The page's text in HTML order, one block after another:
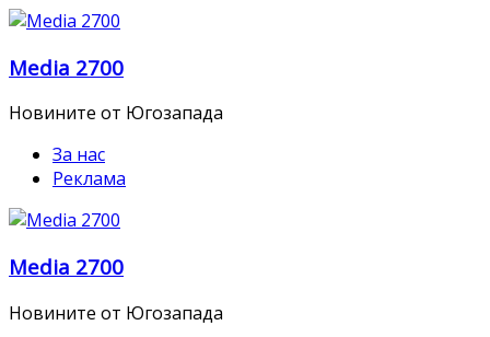
Skip
content
Media 2700
Новините от Югозапада
За нас
Реклама
Media 2700
Новините от Югозапада